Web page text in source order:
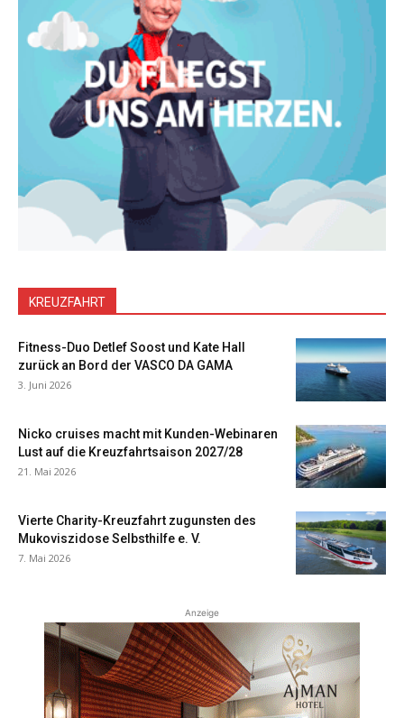
KREUZFAHRT
Fitness-Duo Detlef Soost und Kate Hall
zurück an Bord der VASCO DA GAMA
3. Juni 2026
Nicko cruises macht mit Kunden-Webinaren
Lust auf die Kreuzfahrtsaison 2027/28
21. Mai 2026
Vierte Charity-Kreuzfahrt zugunsten des
Mukoviszidose Selbsthilfe e. V.
7. Mai 2026
Anzeige